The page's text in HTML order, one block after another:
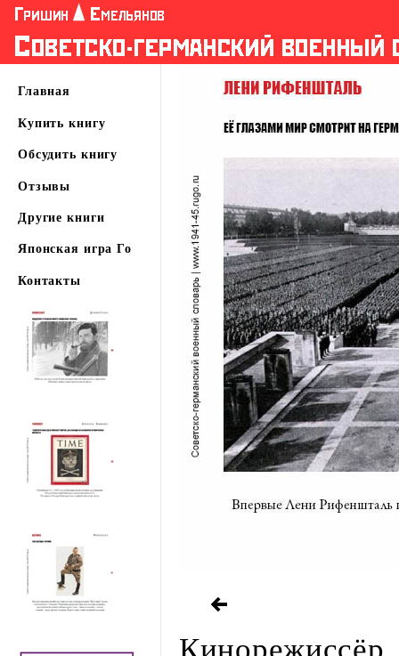
Главная
Купить книгу
Обсудить книгу
Отзывы
Другие книги
Японская игра Го
Контакты